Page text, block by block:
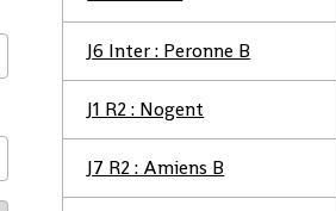
J6 Inter : Peronne B
J1 R2 : Nogent
J7 R2 : Amiens B